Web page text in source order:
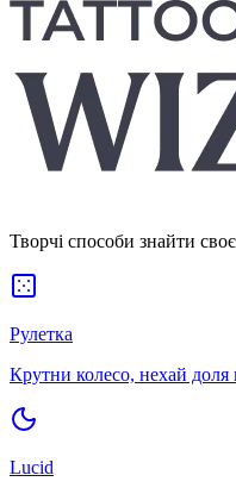
Творчі способи знайти
Рулетка
Крутни колесо, нехай доля
Lucid